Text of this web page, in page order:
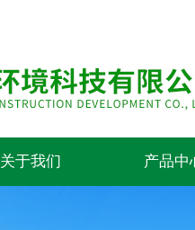
关于我们 产品中